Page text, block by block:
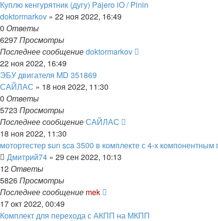
Куплю кенгурятник (дугу) Pajero iO / Pinin
doktormarkov » 22 ноя 2022, 16:49
0 Ответы
6297Просмотры
Последнее сообщениеdoktormarkov
22 ноя 2022, 16:49
ЭБУ двигателя MD 351869
САЙЛАС » 18 ноя 2022, 11:30
0 Ответы
5723 Просмотры
Последнее сообщениеСАЙЛАС
18 ноя 2022, 11:30
мотортестер sun sca 3500 в комплекте с 4-х компонентным
Дмитрий74 » 29 сен 2022, 10:13
12 Ответы
5826Просмотры
Последнее сообщение mek
17 окт 2022, 00:49
Комплект для перехода с АКПП на МКПП